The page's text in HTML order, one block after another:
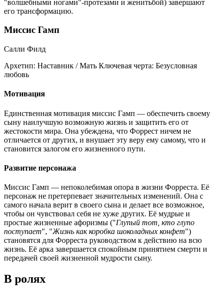
"волшебными ногами"-протезами и женитьбой) завершают
его трансформацию.
Миссис Гамп
Салли Филд
Архетип: Наставник / Мать Ключевая черта: Безусловная
любовь
Мотивация
Единственная мотивация миссис Гамп — обеспечить своему
сыну наилучшую возможную жизнь и защитить его от
жестокости мира. Она убеждена, что Форрест ничем не
отличается от других, и внушает эту веру ему самому, что и
становится залогом его жизненного пути.
Развитие персонажа
Миссис Гамп — непоколебимая опора в жизни Форреста. Её
персонаж не претерпевает значительных изменений. Она с
самого начала верит в своего сына и делает все возможное,
чтобы он чувствовал себя не хуже других. Её мудрые и
простые жизненные афоризмы ("Глупый тот, кто глупо
поступает", "Жизнь как коробка шоколадных конфет")
становятся для Форреста руководством к действию на всю
жизнь. Её арка завершается спокойным принятием смерти и
передачей своей жизненной мудрости сыну.
В ролях